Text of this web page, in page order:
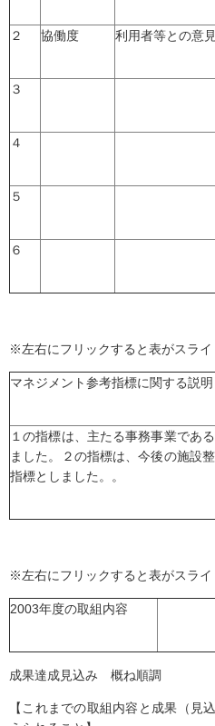
２ 協働度 利用者等との意
３
４
５
６
※左右にフリックすると表がスライ
マネジメント参考指標に関する説
１の指標は、主たる事務事業であ
ました。２の指標は、今後の施設
指標としました。。
※左右にフリックすると表がスライ
2003年度の取組内容
成果達成見込み 概ね順調
【これまでの取組内容と成果（見